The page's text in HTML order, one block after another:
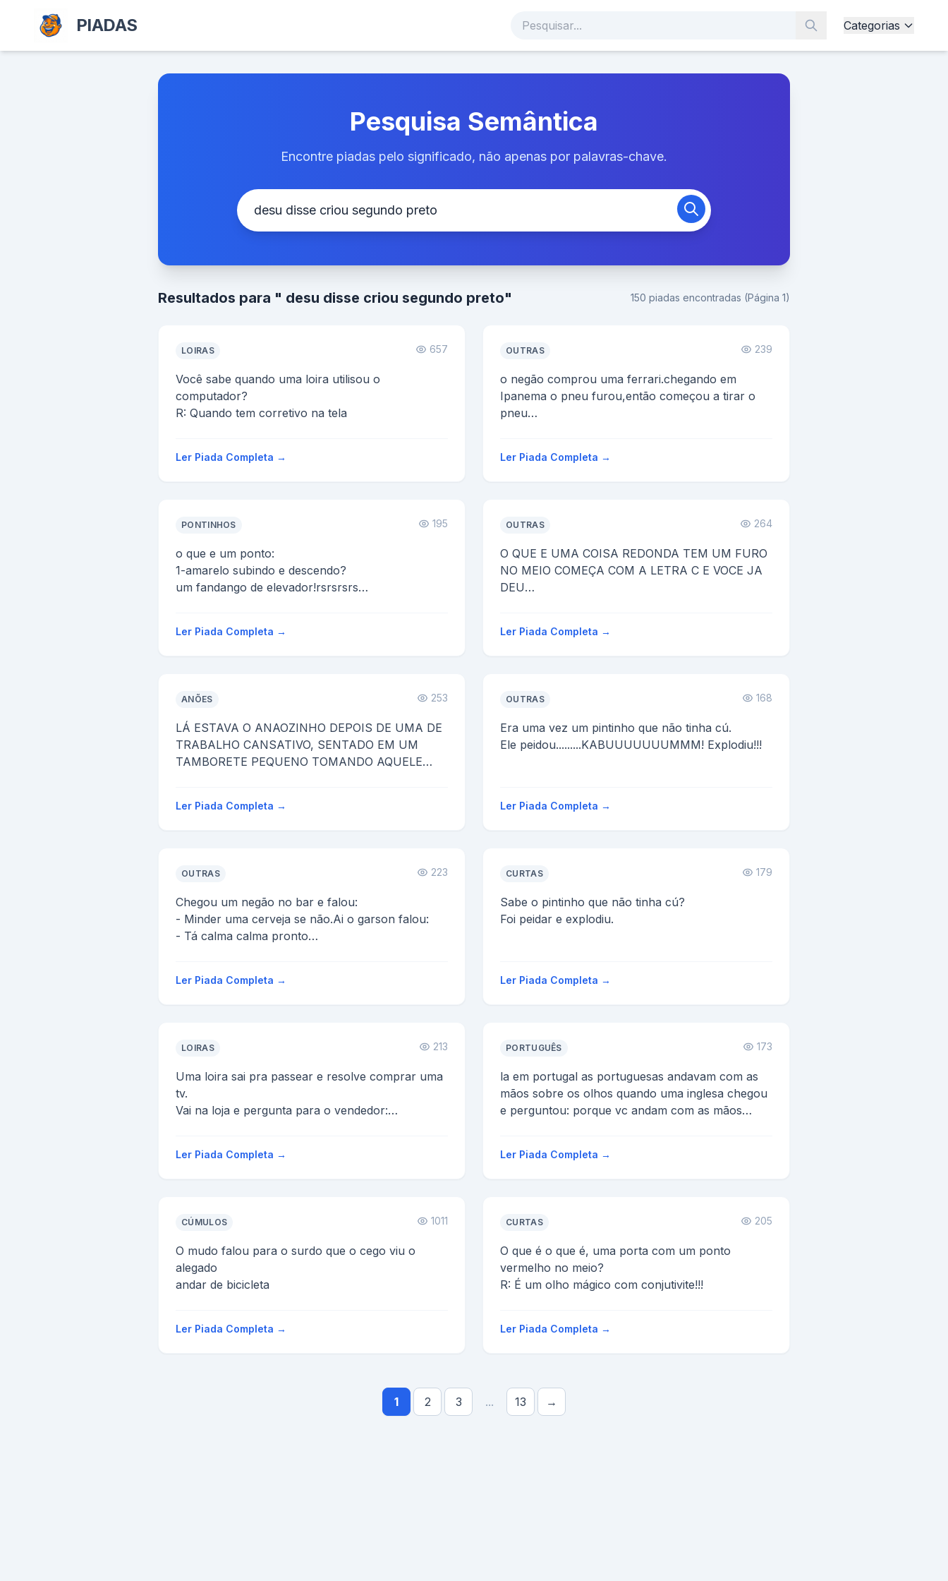
PIADAS Categorias
Pesquisa Semântica
Encontre piadas pelo significado, não apenas por palavras-chave.
Resultados para " desu disse criou segundo preto" 150 piadas encontradas (Página 1)
LOIRAS 657
Você sabe quando uma loira utilisou o
computador?
R: Quando tem corretivo na tela
Ler Piada Completa →
OUTRAS 239
o negão comprou uma ferrari.chegando em
Ipanema o pneu furou,então começou a tirar o
pneu
res...
Ler Piada Completa →
PONTINHOS 195
o que e um ponto:
1-amarelo subindo e descendo?
um fandango de elevador!rsrsrsrs
3-amarelo surfando?
Ler Piada Completa →
OUTRAS 264
O QUE E UMA COISA REDONDA TEM UM FURO
NO MEIO COMEÇA COM A LETRA C E VOCE JA
DEU
Ler Piada Completa →
ANÕES 253
LÁ ESTAVA O ANAOZINHO DEPOIS DE UMA DE
TRABALHO CANSATIVO, SENTADO EM UM
TAMBORETE PEQUENO TOMANDO AQUELE
Ler Piada Completa →
OUTRAS 168
Era uma vez um pintinho que não tinha cú.
Ele peidou.........KABUUUUUUUMMM! Explodiu!!!
Ler Piada Completa →
OUTRAS 223
Chegou um negão no bar e falou:
- Minder uma cerveja se não.Ai o garson falou:
- Tá calma calma pronto
Ler Piada Completa →
CURTAS 179
Sabe o pintinho que não tinha cú?
Foi peidar e explodiu.
Ler Piada Completa →
LOIRAS 213
Uma loira sai pra passear e resolve comprar uma
tv.
Vai na loja e pergunta para o vendedor:
-Na...
Ler Piada Completa →
PORTUGUÊS 173
la em portugal as portuguesas andavam com as
mãos sobre os olhos quando uma inglesa chegou
e perguntou: porque vc andam com as mãos
Ler Piada Completa →
CÚMULOS 1011
O mudo falou para o surdo que o cego viu o
alegado
andar de bicicleta
Ler Piada Completa →
CURTAS 205
O que é o que é, uma porta com um ponto
vermelho no meio?
R: É um olho mágico com conjutivite!!!
Ler Piada Completa →
1 2 3 ... 13 →